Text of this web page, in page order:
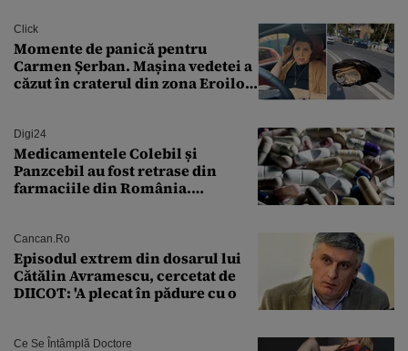
Click
Momente de panică pentru
Carmen Șerban. Mașina vedetei a
căzut în craterul din zona Eroilor:
Digi24
Medicamentele Colebil și
Panzcebil au fost retrase din
farmaciile din România.
Cancan.ro
Episodul extrem din dosarul lui
Cătălin Avramescu, cercetat de
DIICOT: 'A plecat în pădure cu o
Ce Se Întâmplă Doctore